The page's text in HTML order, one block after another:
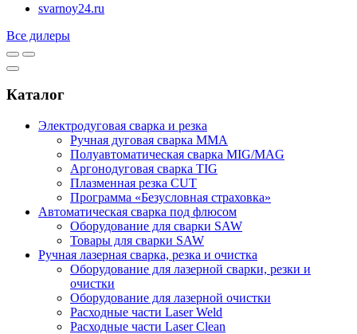
svarnoy24.ru
Все дилеры
Каталог
Электродуговая сварка и резка
Ручная дуговая сварка MMA
Полуавтоматическая сварка MIG/MAG
Аргонодуговая сварка TIG
Плазменная резка CUT
Программа «Безусловная страховка»
Автоматическая сварка под флюсом
Оборудование для сварки SAW
Товары для сварки SAW
Ручная лазерная сварка, резка и очистка
Оборудование для лазерной сварки, резки и
очистки
Оборудование для лазерной очистки
Расходные части Laser Weld
Расходные части Laser Clean